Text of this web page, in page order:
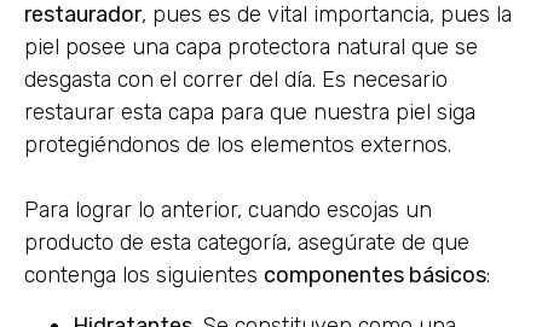
restaurador, pues es de vital importancia, pues la
piel posee una capa protectora natural que se
desgasta con el correr del día. Es necesario
restaurar esta capa para que nuestra piel siga
protegiéndonos de los elementos externos.
Para lograr lo anterior, cuando escojas un
producto de esta categoría, asegúrate de que
contenga los siguientes componentes básicos: